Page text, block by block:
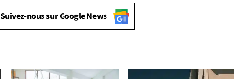
Suivez-nous sur Google News